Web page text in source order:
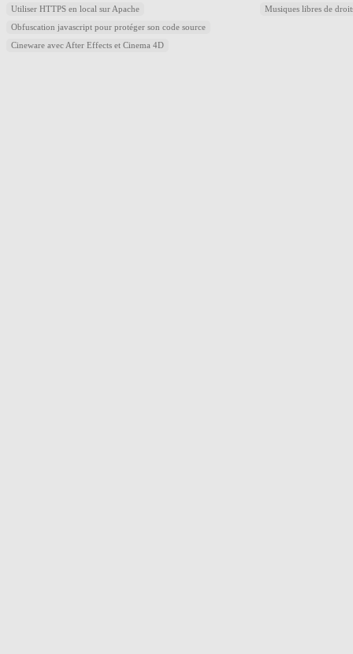
Utiliser HTTPS en local sur Apache
Obfuscation javascript pour protéger son code source
Cineware avec After Effects et Cinema 4D
Musiques libres de